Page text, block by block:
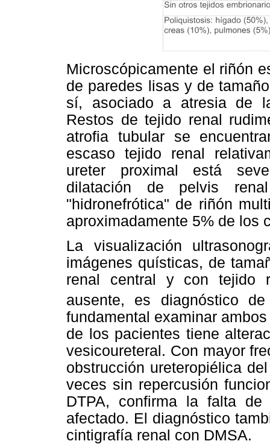
Microscópicamente el riñón
de paredes lisas y de
sí, asociado a atresia de
Restos de tejido renal
atrofia tubular se
escaso tejido renal
ureter proximal está
dilatación de pelvis
"hidronefrótica" de riñón
aproximadamente 5% de los
La visualización
imágenes quísticas, de
renal central y con tejido
ausente, es diagnóstico
fundamental examinar
de los pacientes tiene
vesicoureteral. Con mayor
obstrucción ureteropiélica
veces sin repercusión
DTPA, confirma la falta
afectado. El diagnóstico
cintigrafía renal con DMSA.